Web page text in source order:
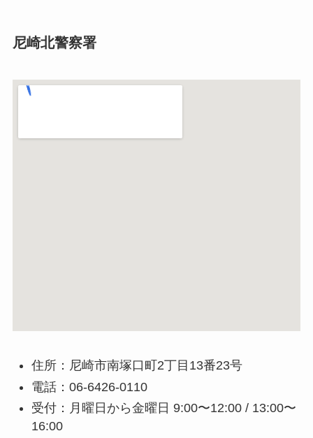
尼崎北警察署
住所：尼崎市南塚口町2丁目13番23号
電話：06-6426-0110
受付：月曜日から金曜日 9:00〜12:00 / 13:00〜
16:00